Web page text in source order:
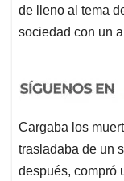
de lleno al tema
sociedad con un
Cargaba los
trasladaba de un
después, compró